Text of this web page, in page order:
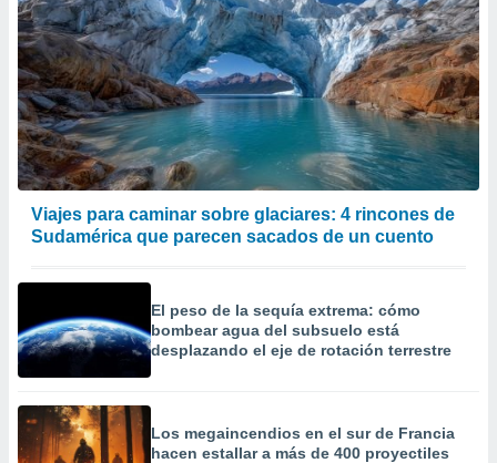
Viajes para caminar sobre glaciares: 4 rincones de
Sudamérica que parecen sacados de un cuento
El peso de la sequía extrema: cómo
bombear agua del subsuelo está
desplazando el eje de rotación terrestre
Los megaincendios en el sur de Francia
hacen estallar a más de 400 proyectiles